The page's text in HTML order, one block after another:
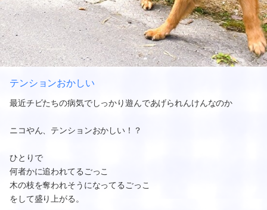
テンションおかしい
最近チビたちの病気でしっかり遊んであげられんけんなのか
ニコやん、テンションおかしい！？
ひとりで
何者かに追われてるごっこ
木の枝を奪われそうになってるごっこ
をして盛り上がる。